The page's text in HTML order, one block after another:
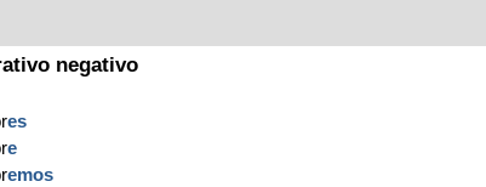
negativo
es
e
emos